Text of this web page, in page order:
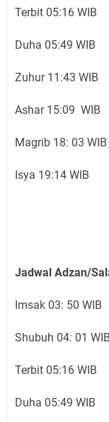
Terbit 05:16 WIB
Duha 05:49 WIB
Zuhur 11:43 WIB
Ashar 15:09 WIB
Magrib 18: 03 WIB
Isya 19:14 WIB
Jadwal Adzan/
Imsak 03: 50 WIB
Shubuh 04: 01 WIB
Terbit 05:16 WIB
Duha 05:49 WIB